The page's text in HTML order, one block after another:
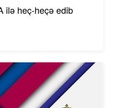
ilə heç-heçə edib